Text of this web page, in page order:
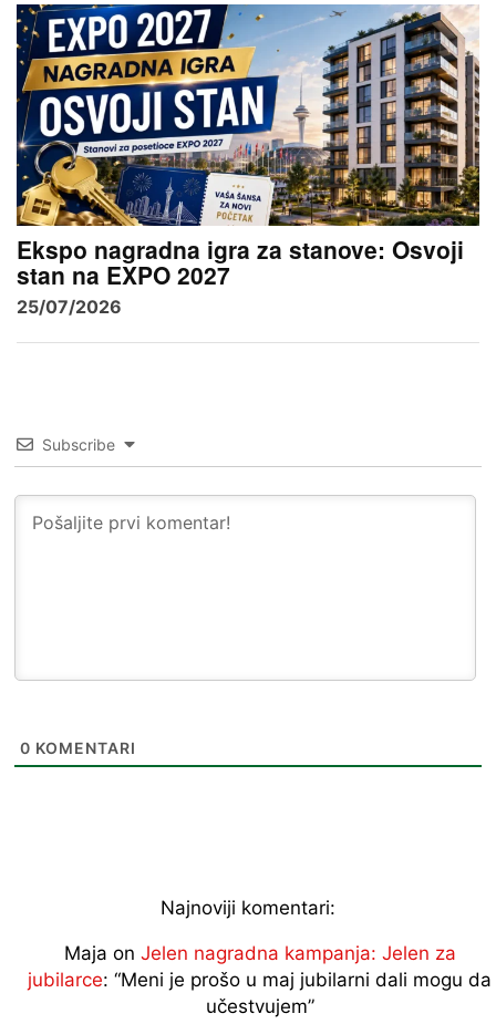
Ekspo nagradna igra za stanove: Osvoji
stan na EXPO 2027
25/07/2026
Subscribe
0 KOMENTARI
Najnoviji komentari:
Maja on Jelen nagradna kampanja: Jelen za
jubilarce: “Meni je prošo u maj jubilarni dali mogu da
učestvujem”